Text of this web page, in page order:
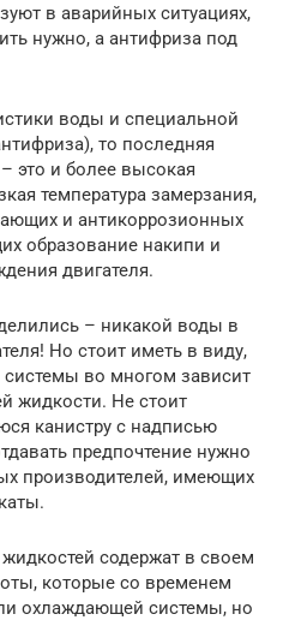
в аварийных ситуациях,
нужно, а антифриза под
воды и специальной
то последняя
это и более высокая
температура замерзания,
и антикоррозионных
образование накипи и
двигателя.
– никакой воды в
Но стоит иметь в виду,
системы во многом зависит
жидкости. Не стоит
канистру с надписью
предпочтение нужно
производителей, имеющих
содержат в своем
которые со временем
охлаждающей системы, но